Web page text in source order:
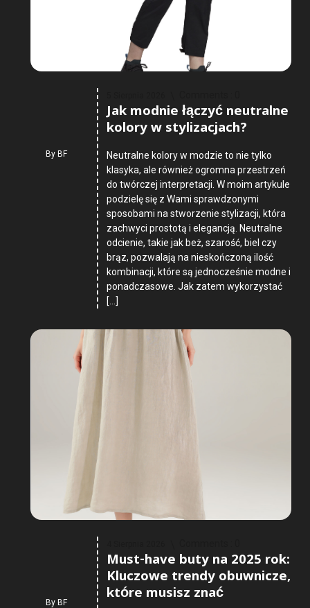
ByBF
Jak modnie łączyć neutralne
kolory w stylizacjach?
Neutralne kolory w modzie to nie tylko
klasyka, ale również ogromna przestrzeń
do twórczej interpretacji. W moim artykule
podzielę się z Wami sprawdzonymi
sposobami na stworzenie stylizacji, która
zachwyci prostotą i elegancją. Neutralne
odcienie, takie jak beż, szarość, biel czy
brąz, pozwalają na nieskończoną ilość
kombinacji, które są jednocześnie modne i
ponadczasowe. Jak zatem wykorzystać
[…]
ByBF
Must-have buty na 2025 rok:
Kluczowe trendy obuwnicze,
które musisz znać